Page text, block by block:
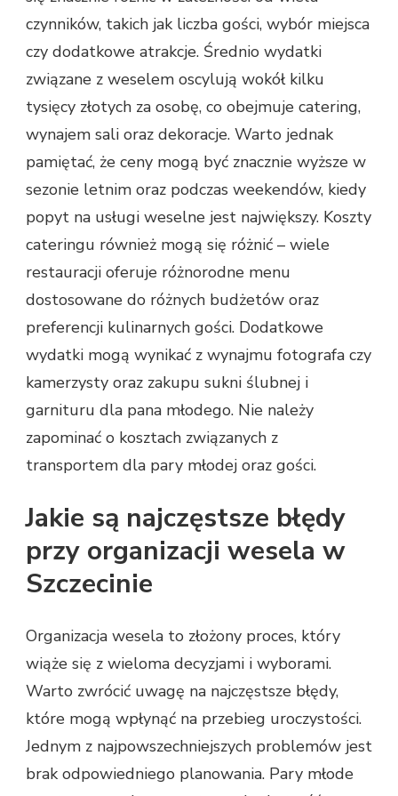
czynników, takich jak liczba gości, wybór miejsca
czy dodatkowe atrakcje. Średnio wydatki
związane z weselem oscylują wokół kilku
tysięcy złotych za osobę, co obejmuje catering,
wynajem sali oraz dekoracje. Warto jednak
pamiętać, że ceny mogą być znacznie wyższe w
sezonie letnim oraz podczas weekendów, kiedy
popyt na usługi weselne jest największy. Koszty
cateringu również mogą się różnić – wiele
restauracji oferuje różnorodne menu
dostosowane do różnych budżetów oraz
preferencji kulinarnych gości. Dodatkowe
wydatki mogą wynikać z wynajmu fotografa czy
kamerzysty oraz zakupu sukni ślubnej i
garnituru dla pana młodego. Nie należy
zapominać o kosztach związanych z
transportem dla pary młodej oraz gości.
Jakie są najczęstsze błędy
przy organizacji wesela w
Szczecinie
Organizacja wesela to złożony proces, który
wiąże się z wieloma decyzjami i wyborami.
Warto zwrócić uwagę na najczęstsze błędy,
które mogą wpłynąć na przebieg uroczystości.
Jednym z najpowszechniejszych problemów jest
brak odpowiedniego planowania. Pary młode